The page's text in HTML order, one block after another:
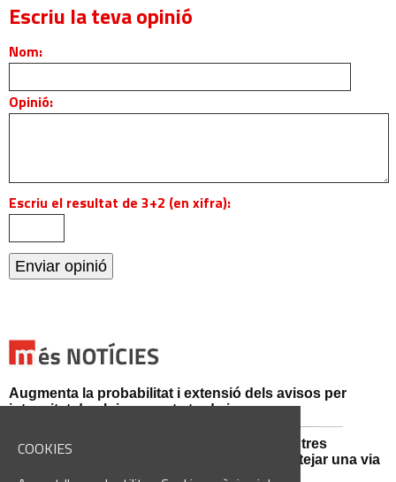
COOKIES
Escriu la teva opinió
Nom:
Opinió:
Escriu el resultat de 3+2 (en xifra):
Augmenta la probabilitat i extensió dels avisos per
intensitat de pluja aquesta tarda i vespre
Mossos d'Esquadra i Guàrdia Civil detenen tres
persones i n'investiguen una altra per sabotejar una via